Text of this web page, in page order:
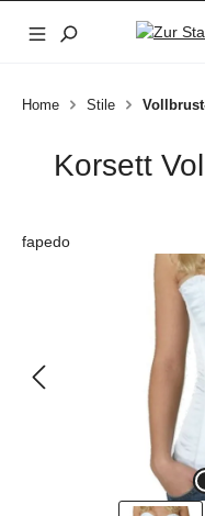
Zum Hauptinhalt springen
Home Stile
Korsett
fapedo
Bildergalerie überspringen